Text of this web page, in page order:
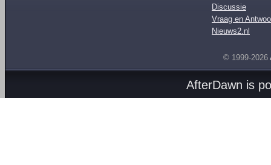
Discussie
Vraag en
Nieuws2.nl
© 1999-2026
AfterDawn is